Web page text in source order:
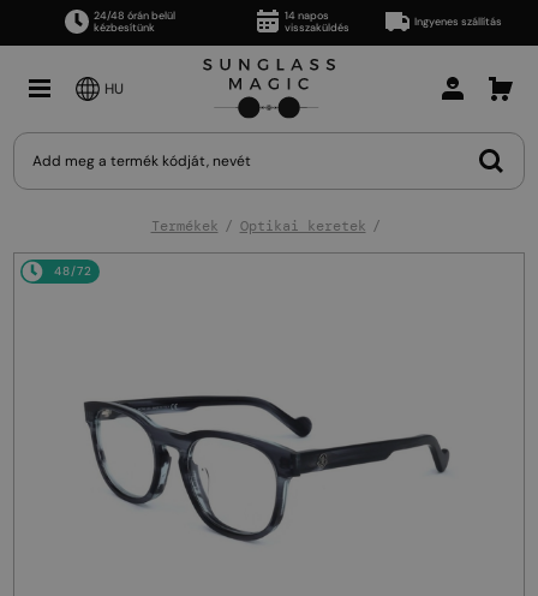
24/48 órán belül
kézbesítünk
14 napos
visszaküldés
Ingyenes szállítás
HU
Termékek Optikai keretek
48/72